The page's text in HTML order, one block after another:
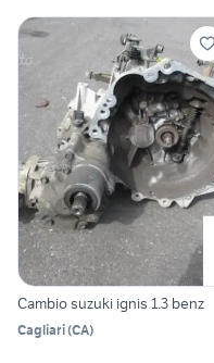
Cambio suzuki ignis 1.3 benz
Cagliari(CA)